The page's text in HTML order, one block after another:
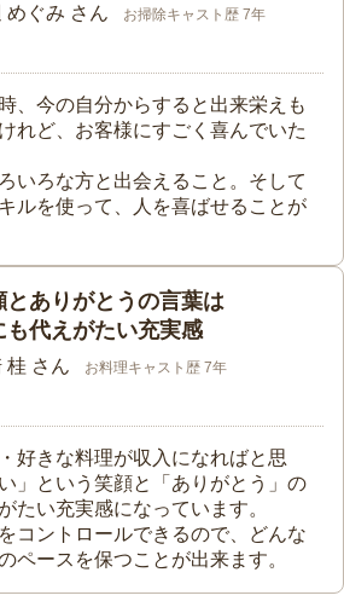
めぐみ さん お掃除キャスト歴 7年
、今の自分からすると出来栄えも
れど、お客様にすごく喜んでいた
いろな方と出会えること。そして
ルを使って、人を喜ばせることが
とありがとうの言葉は
も代えがたい充実感
桂 さん お料理キャスト歴 7年
好きな料理が収入になればと思
」という笑顔と「ありがとう」の
たい充実感になっています。
コントロールできるので、どんな
ペースを保つことが出来ます。